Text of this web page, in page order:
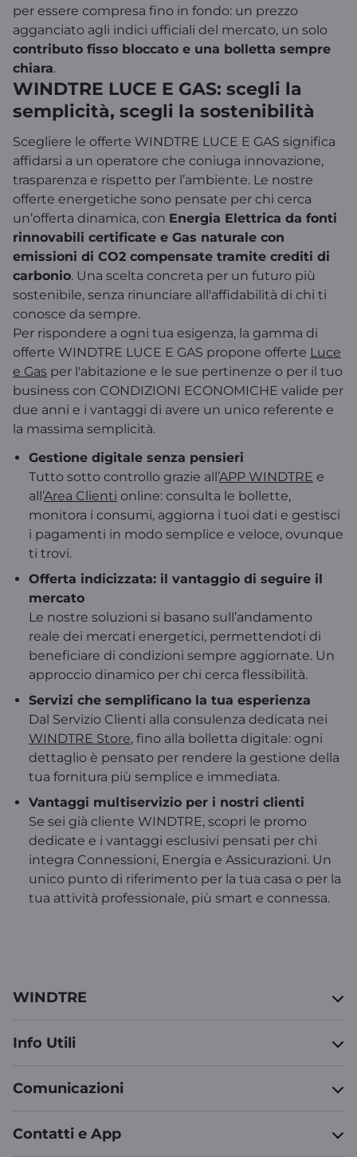
per essere compresa fino in fondo: un prezzo
agganciato agli indici ufficiali del mercato, un solo
contributo fisso bloccato e una bolletta sempre
chiara.
WINDTRE LUCE E GAS: scegli la
semplicità, scegli la sostenibilità
Scegliere le offerte WINDTRE LUCE E GAS significa
affidarsi a un operatore che coniuga innovazione,
trasparenza e rispetto per l’ambiente. Le nostre
offerte energetiche sono pensate per chi cerca
un’offerta dinamica, con Energia Elettrica da fonti
rinnovabili certificate e Gas naturale con
emissioni di CO2 compensate tramite crediti di
carbonio. Una scelta concreta per un futuro più
sostenibile, senza rinunciare all'affidabilità di chi ti
conosce da sempre.
Per rispondere a ogni tua esigenza, la gamma di
offerte WINDTRE LUCE E GAS propone offerte Luce
e Gas per l'abitazione e le sue pertinenze o per il tuo
business con CONDIZIONI ECONOMICHE valide per
due anni e i vantaggi di avere un unico referente e
la massima semplicità.
Gestione digitale senza pensieri
Tutto sotto controllo grazie all’APP WINDTRE e
all’Area Clienti online: consulta le bollette,
monitora i consumi, aggiorna i tuoi dati e gestisci
i pagamenti in modo semplice e veloce, ovunque
ti trovi.
Offerta indicizzata: il vantaggio di seguire il
mercato
Le nostre soluzioni si basano sull’andamento
reale dei mercati energetici, permettendoti di
beneficiare di condizioni sempre aggiornate. Un
approccio dinamico per chi cerca flessibilità.
Servizi che semplificano la tua esperienza
Dal Servizio Clienti alla consulenza dedicata nei
WINDTRE Store, fino alla bolletta digitale: ogni
dettaglio è pensato per rendere la gestione della
tua fornitura più semplice e immediata.
Vantaggi multiservizio per i nostri clienti
Se sei già cliente WINDTRE, scopri le promo
dedicate e i vantaggi esclusivi pensati per chi
integra Connessioni, Energia e Assicurazioni. Un
unico punto di riferimento per la tua casa o per la
tua attività professionale, più smart e connessa.
WINDTRE
Info Utili
Comunicazioni
Contatti e App